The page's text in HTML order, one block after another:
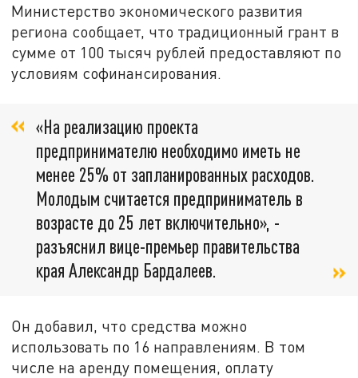
Министерство экономического развития
региона сообщает, что традиционный грант в
сумме от 100 тысяч рублей предоставляют по
условиям софинансирования.
«На реализацию проекта
предпринимателю необходимо иметь не
менее 25% от запланированных расходов.
Молодым считается предприниматель в
возрасте до 25 лет включительно», -
разъяснил вице-премьер правительства
края Александр Бардалеев.
Он добавил, что средства можно
использовать по 16 направлениям. В том
числе на аренду помещения, оплату